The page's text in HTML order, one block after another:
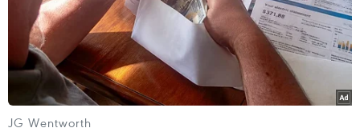
Những chương trình học bổng của các trường đại học
vừa góp phần hỗ trợ sinh viên về tài chính trong bối
cảnh đại dịch, vừa động viên, khích lệ sinh viên nỗ lực
hơn nữa trong học tập
JG Wentworth